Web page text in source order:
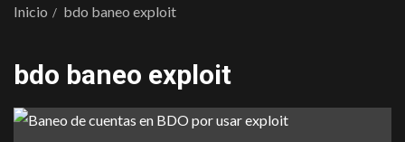
Inicio bdo baneo exploit
bdo baneo exploit